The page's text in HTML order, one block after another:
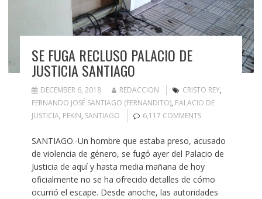
SE FUGA RECLUSO PALACIO DE
JUSTICIA SANTIAGO
DECEMBER 6, 2018 REDACCION CRISTO REY,
FERNANDO JOSÉ SANTIAGO (FERNANDITO), PALACIO DE
JUSTICIA, PEKIN, SANTIAGO 6,117 COMMENTS
SANTIAGO.-Un hombre que estaba preso, acusado
de violencia de género, se fugó ayer del Palacio de
Justicia de aquí y hasta media mañana de hoy
oficialmente no se ha ofrecido detalles de cómo
ocurrió el escape. Desde anoche, las autoridades